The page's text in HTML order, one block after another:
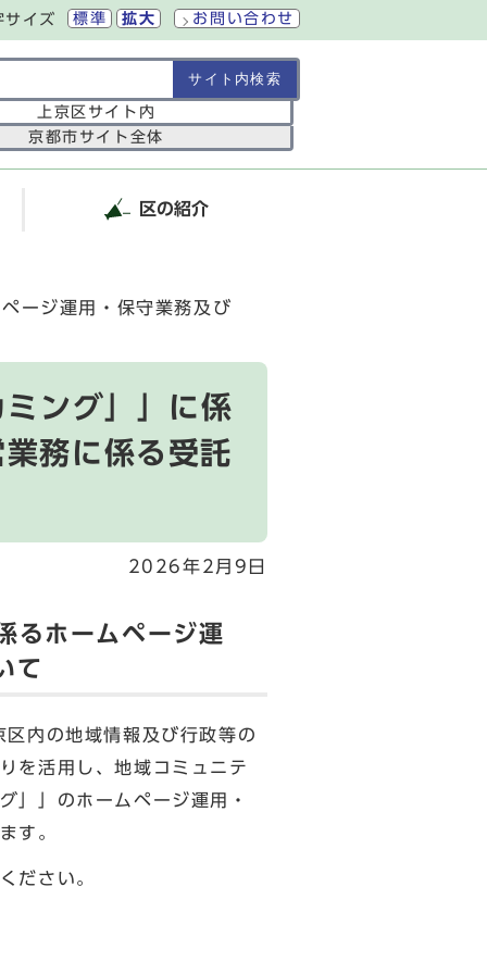
サイズ 標準 拡大 お問い合わせ
囲
上京区サイト内
京都市サイト全体
区の紹介
ージ運用・保守業務及び
ング」」に係
務に係る受託
2026年2月9日
るホームページ運
て
内の地域情報及び行政等の
を活用し、地域コミュニテ
」」のホームページ運用・
す。
ださい。